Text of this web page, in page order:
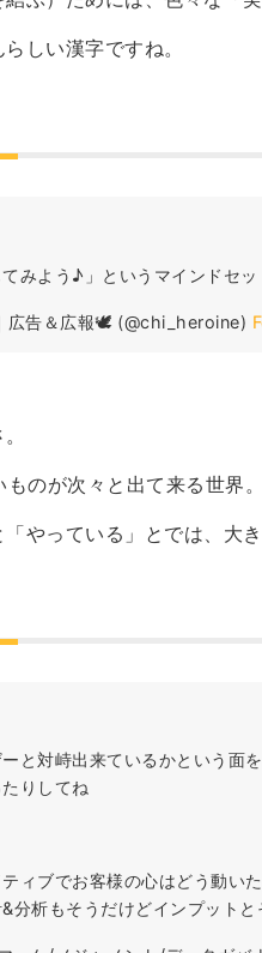
しい漢字ですね。
てみよう♪」というマインドセ
広告＆広報🕊 (@chi_heroine)
のが次々と出て来る世界。
「やっている」とでは、大
と対峙出来ているかという面
りしてね
ィブでお客様の心はどう動い
分析もそうだけどインプット